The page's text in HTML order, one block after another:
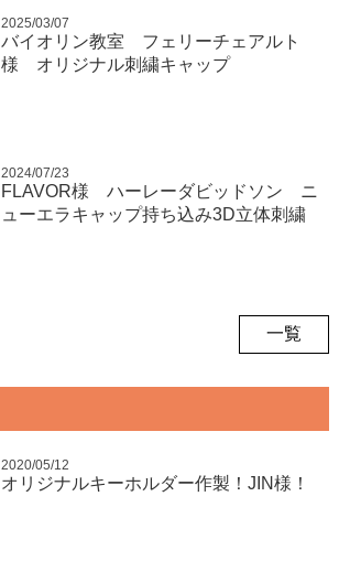
2025/03/07
バイオリン教室 フェリーチェアルト
様 オリジナル刺繍キャップ
2024/07/23
FLAVOR様 ハーレーダビッドソン ニ
ューエラキャップ持ち込み3D立体刺繍
一覧
2020/05/12
オリジナルキーホルダー作製！JIN様！